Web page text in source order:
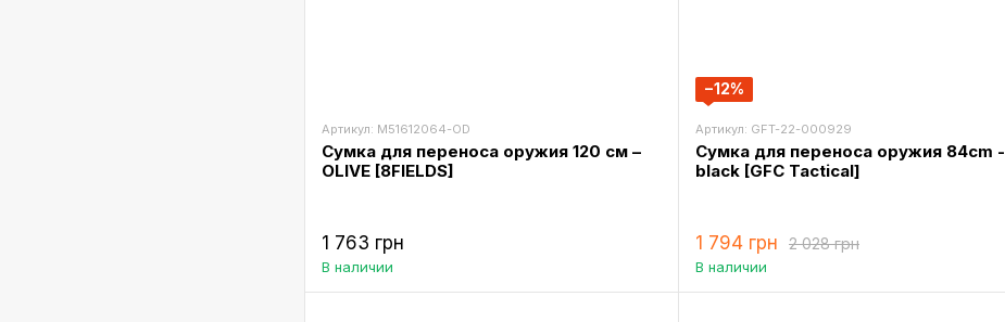
Артикул: M51612064-OD
Сумка для переноса оружия 120 см –
OLIVE [8FIELDS]
1 763 грн
В наличии
−12%
Артикул: GFT-22-000929
Сумка для переноса оружия 84cm -
black [GFC Tactical]
2 028 грн
1 794 грн
В наличии